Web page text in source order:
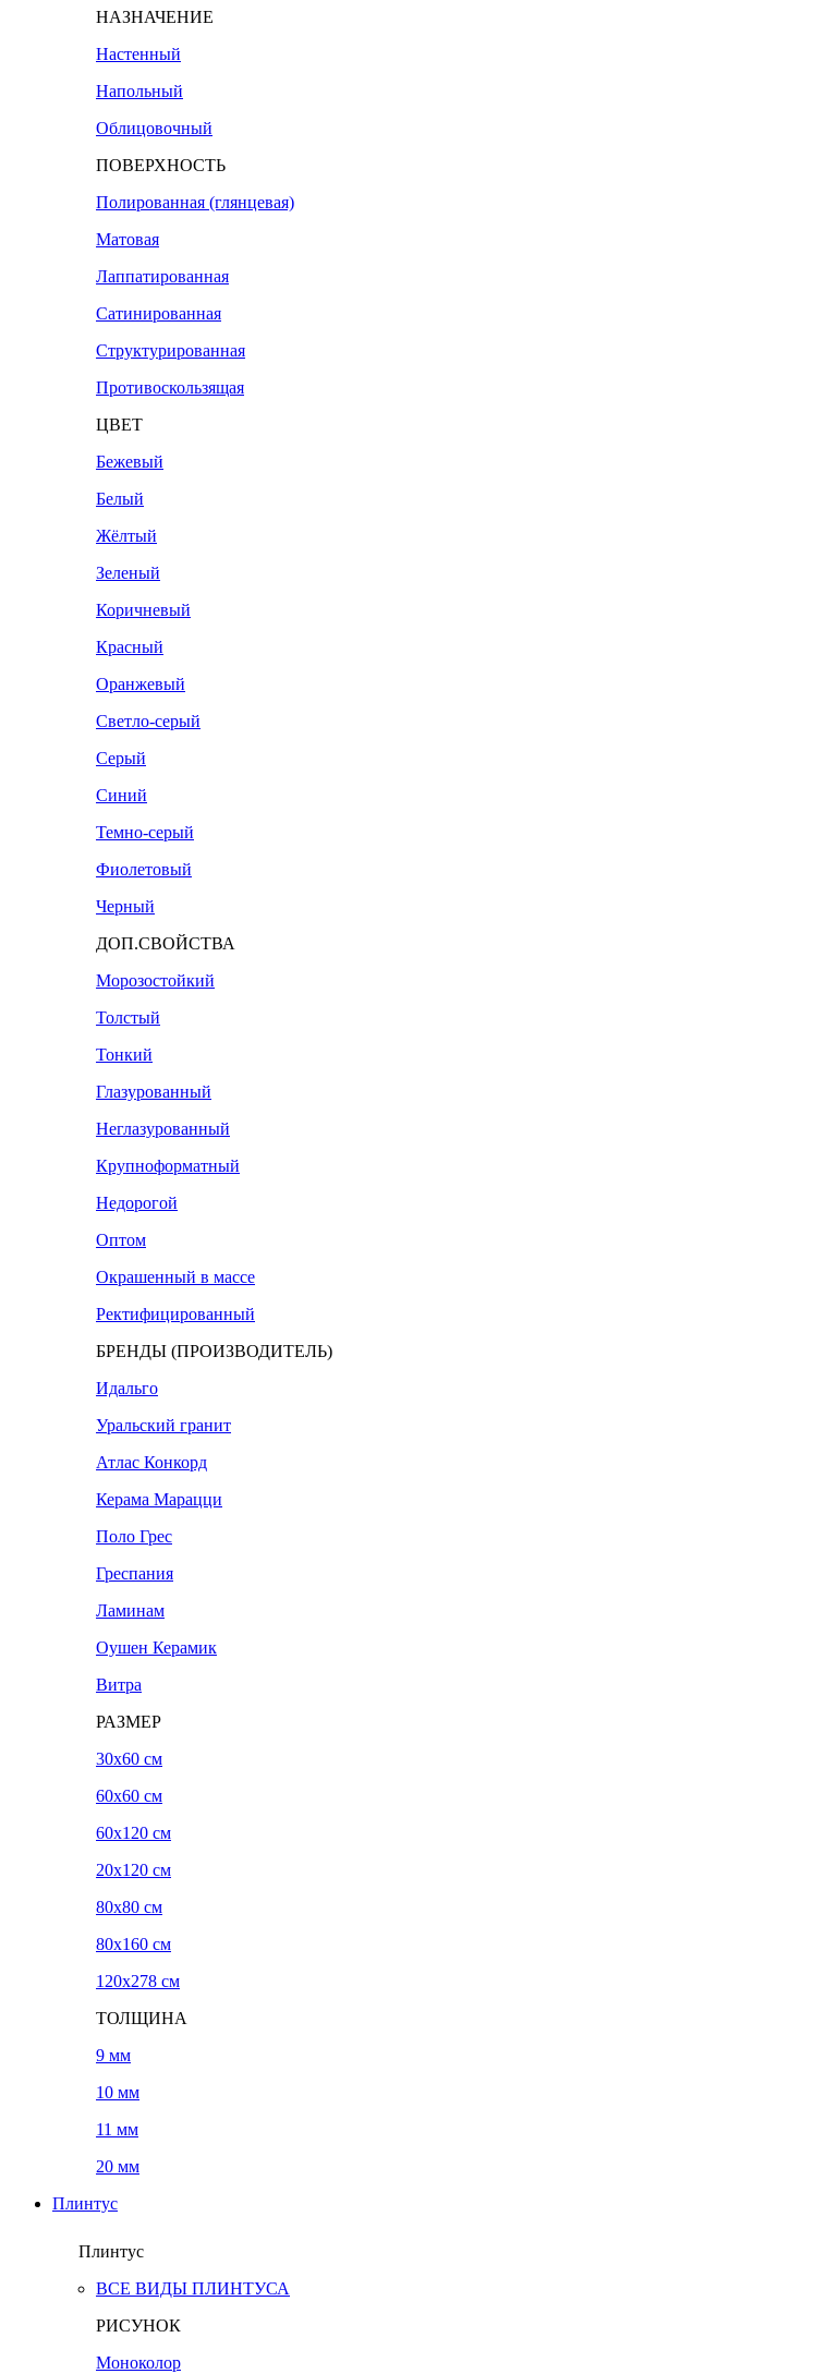
НАЗНАЧЕНИЕ
Настенный
Напольный
Облицовочный
ПОВЕРХНОСТЬ
Полированная (глянцевая)
Матовая
Лаппатированная
Сатинированная
Структурированная
Противоскользящая
ЦВЕТ
Бежевый
Белый
Жёлтый
Зеленый
Коричневый
Красный
Оранжевый
Светло-серый
Серый
Синий
Темно-серый
Фиолетовый
Черный
ДОП.СВОЙСТВА
Морозостойкий
Толстый
Тонкий
Глазурованный
Неглазурованный
Крупноформатный
Недорогой
Оптом
Окрашенный в массе
Ректифицированный
БРЕНДЫ (ПРОИЗВОДИТЕЛЬ)
Идальго
Уральский гранит
Атлас Конкорд
Керама Марацци
Поло Грес
Греспания
Ламинам
Оушен Керамик
Витра
РАЗМЕР
30x60 см
60x60 см
60x120 см
20х120 см
80x80 см
80x160 см
120х278 см
ТОЛЩИНА
9 мм
10 мм
11 мм
20 мм
Плинтус
Плинтус
ВСЕ ВИДЫ ПЛИНТУСА
РИСУНОК
Моноколор